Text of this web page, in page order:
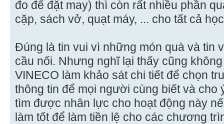
đo để đặt may) thì còn rất nhiều phần
cặp, sách vở, quạt máy, ... cho tất cả
Đúng là tin vui vì những món quà và tin
cầu nối. Nhưng nghĩ lại thấy cũng
VINECO làm khảo sát chi tiết để chọn
thông tin để mọi người cùng biết và cho
tìm được nhân lực cho hoạt động này
làm tốt để làm tiền lệ cho các chương